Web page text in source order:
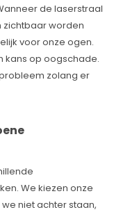
de laserstraal
zichtbaar worden
voor onze ogen.
kans op oogschade.
zolang er
We kiezen onze
niet achter staan,